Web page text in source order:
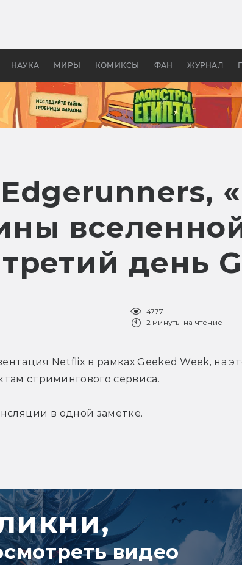
НАУКА МИРЫ КОМИКСЫ ФАН ЖУРНАЛ
бы «Властелина колец»
Древней
день
4777
2 минуты на чтение
Netflix в рамках Geeked Week, на
стримингового сервиса.
в одной заметке.
видео